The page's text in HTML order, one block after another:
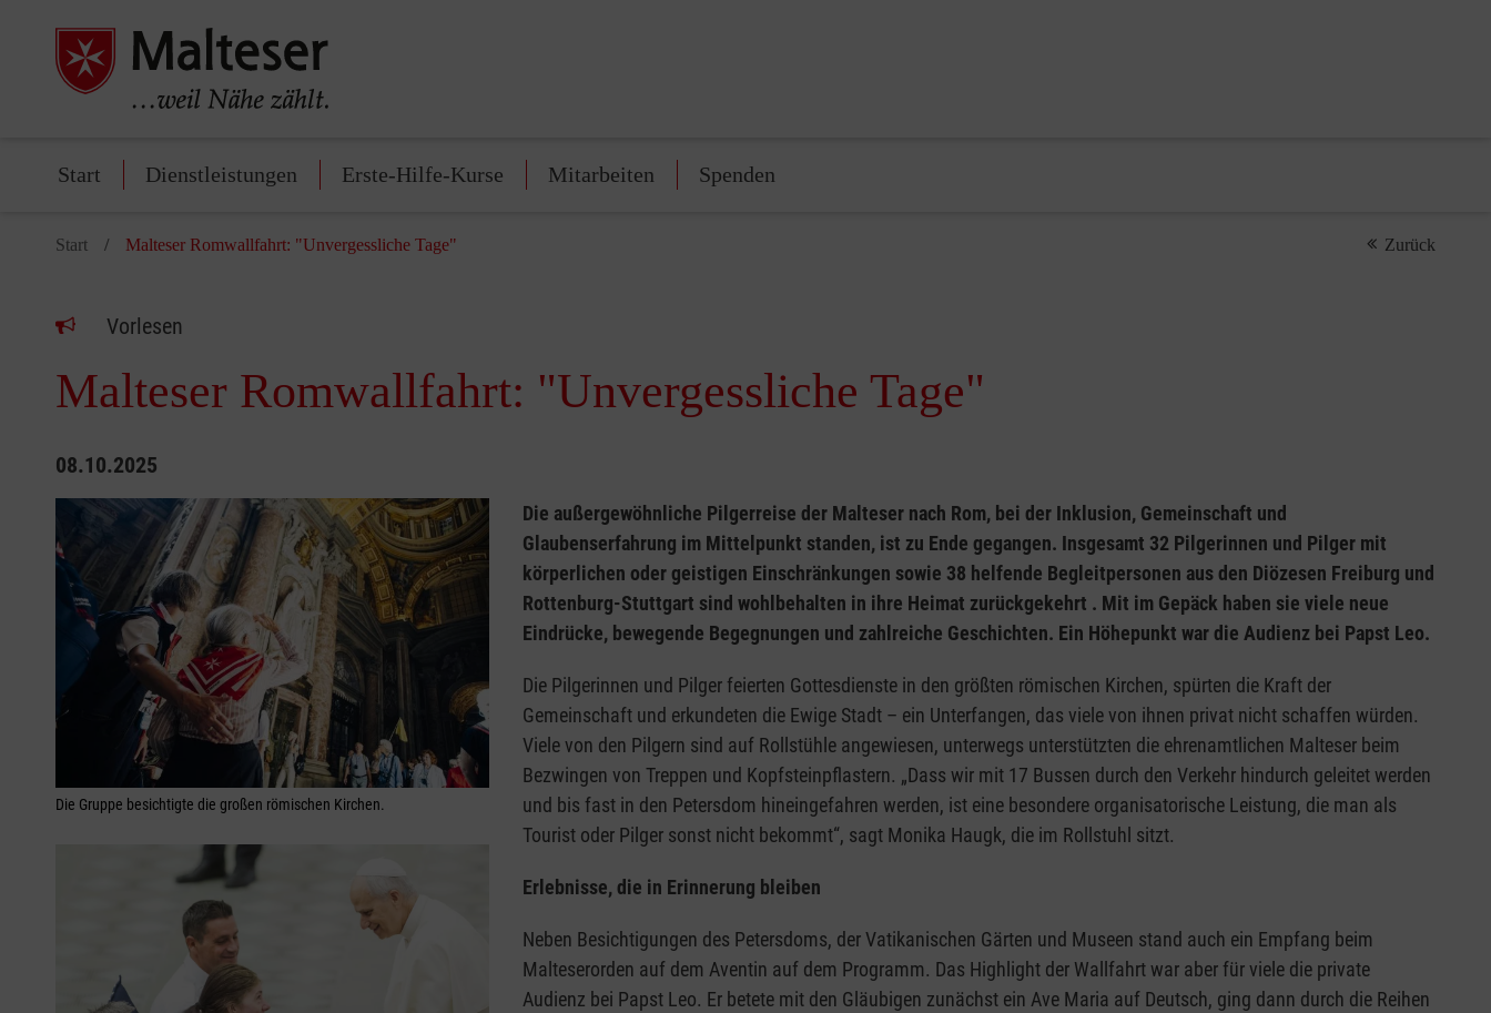
Start Dienstleistungen Erste-Hilfe-Kurse Mitarbeiten Spenden
Start Malteser Romwallfahrt: "Unvergessliche Tage" Zurück
Vorlesen
Malteser Romwallfahrt: "Unvergessliche Tage"
08.10.2025
Die Gruppe besichtigte die großen römischen Kirchen.
Die außergewöhnliche Pilgerreise der Malteser nach Rom, bei der Inklusion, Gemeinschaft und
Glaubenserfahrung im Mittelpunkt standen, ist zu Ende gegangen. Insgesamt 32 Pilgerinnen und Pilger mit
körperlichen oder geistigen Einschränkungen sowie 38 helfende Begleitpersonen aus den Diözesen Freiburg und
Rottenburg-Stuttgart sind wohlbehalten in ihre Heimat zurückgekehrt . Mit im Gepäck haben sie viele neue
Eindrücke, bewegende Begegnungen und zahlreiche Geschichten. Ein Höhepunkt war die Audienz bei Papst Leo.
Die Pilgerinnen und Pilger feierten Gottesdienste in den größten römischen Kirchen, spürten die Kraft der
Gemeinschaft und erkundeten die Ewige Stadt – ein Unterfangen, das viele von ihnen privat nicht schaffen würden.
Viele von den Pilgern sind auf Rollstühle angewiesen, unterwegs unterstützten die ehrenamtlichen Malteser beim
Bezwingen von Treppen und Kopfsteinpflastern. „Dass wir mit 17 Bussen durch den Verkehr hindurch geleitet werden
und bis fast in den Petersdom hineingefahren werden, ist eine besondere organisatorische Leistung, die man als
Tourist oder Pilger sonst nicht bekommt“, sagt Monika Haugk, die im Rollstuhl sitzt.
Erlebnisse, die in Erinnerung bleiben
Neben Besichtigungen des Petersdoms, der Vatikanischen Gärten und Museen stand auch ein Empfang beim
Malteserorden auf dem Aventin auf dem Programm. Das Highlight der Wallfahrt war aber für viele die private
Audienz bei Papst Leo. Er betete mit den Gläubigen zunächst ein Ave Maria auf Deutsch, ging dann durch die Reihen